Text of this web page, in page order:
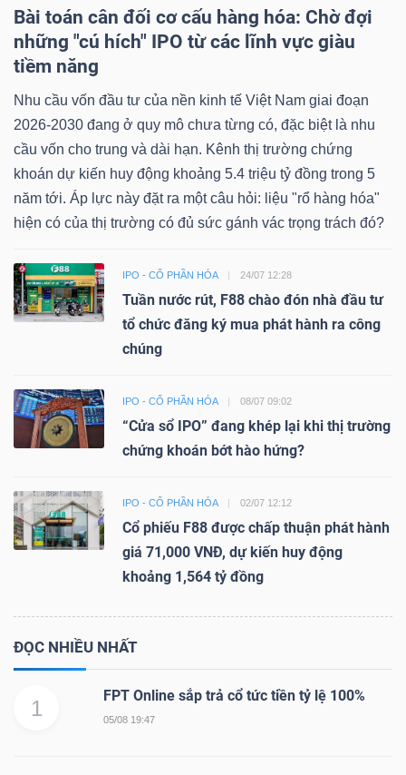
Bài toán cân đối cơ cấu hàng hóa: Chờ đợi
những "cú hích" IPO từ các lĩnh vực giàu
tiềm năng
Nhu cầu vốn đầu tư của nền kinh tế Việt Nam giai đoạn
2026-2030 đang ở quy mô chưa từng có, đặc biệt là nhu
cầu vốn cho trung và dài hạn. Kênh thị trường chứng
khoán dự kiến huy động khoảng 5.4 triệu tỷ đồng trong 5
năm tới. Áp lực này đặt ra một câu hỏi: liệu "rổ hàng hóa"
hiện có của thị trường có đủ sức gánh vác trọng trách đó?
IPO - CỔ PHẦN HÓA 24/07 12:28
Tuần nước rút, F88 chào đón nhà đầu tư
tổ chức đăng ký mua phát hành ra công
chúng
IPO - CỔ PHẦN HÓA 08/07 09:02
“Cửa sổ IPO” đang khép lại khi thị trường
chứng khoán bớt hào hứng?
IPO - CỔ PHẦN HÓA 02/07 12:12
Cổ phiếu F88 được chấp thuận phát hành
giá 71,000 VNĐ, dự kiến huy động
khoảng 1,564 tỷ đồng
ĐỌC NHIỀU NHẤT
1
FPT Online sắp trả cổ tức tiền tỷ lệ 100%
05/08 19:47